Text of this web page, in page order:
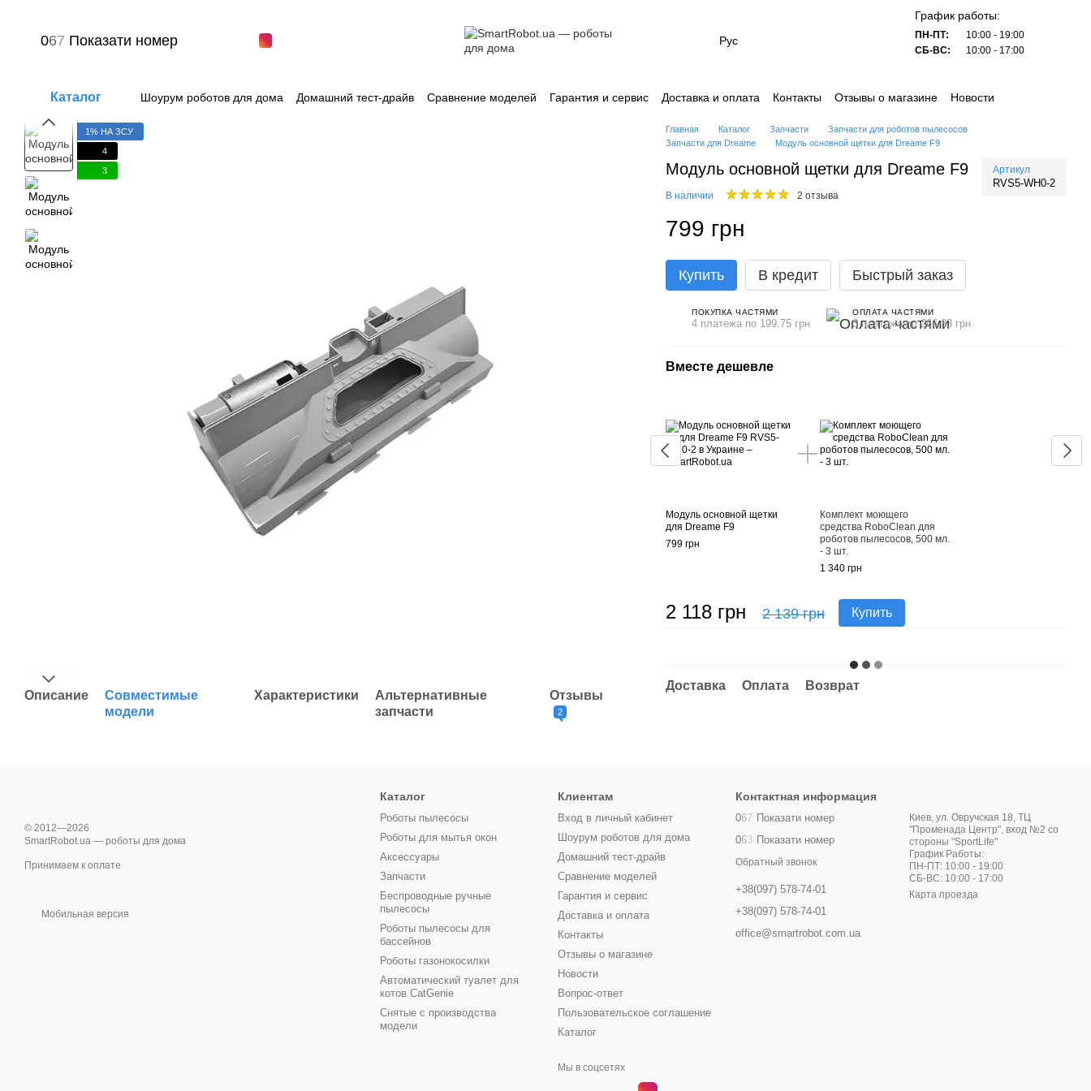
067 Показати номер Рус
График работы:
ПН-ПТ:
10:00 - 19:00
СБ-ВС:
10:00 - 17:00
Каталог Шоурум роботов для дома Домашний тест-драйв Сравнение моделей Гарантия и сервис Доставка и оплата Контакты Отзывы о магазине
Новости
1% НА ЗСУ
4
3
Описание
Совместимые
модели
Характеристики
Альтернативные
запчасти
Отзывы
2
Главная Каталог Запчасти
Запчасти для роботов пылесосов
Запчасти для Dreame
Модуль основной щетки для Dreame F9
Модуль основной щетки для Dreame F9 Артикул
RVS5-WH0-2
В наличии 2 отзыва
799 грн
Купить В кредит Быстрый заказ
ПОКУПКА ЧАСТЯМИ
4 платежа по 199.75 грн
ОПЛАТА ЧАСТЯМИ
3 платежа по 266.33 грн
Вместе дешевле
Модуль основной щетки
для Dreame F9
799 грн
Комплект моющего
средства RoboClean для
роботов пылесосов, 500 мл.
- 3 шт.
1 340 грн
2 118 грн 2 139 грн Купить
Доставка Оплата Возврат
© 2012—2026
SmartRobot.ua — роботы для дома
Принимаем к оплате
Мобильная версия
Каталог
Роботы пылесосы
Роботы для мытья окон
Аксессуары
Запчасти
Беспроводные ручные
пылесосы
Роботы пылесосы для
бассейнов
Роботы газонокосилки
Автоматический туалет для
котов CatGenie
Снятые с производства
модели
Клиентам
Вход в личный кабинет
Шоурум роботов для дома
Домашний тест-драйв
Сравнение моделей
Гарантия и сервис
Доставка и оплата
Контакты
Отзывы о магазине
Новости
Вопрос-ответ
Пользовательское соглашение
Каталог
Мы в соцсетях
Контактная информация
067 Показати номер
063 Показати номер
Обратный звонок
+38(097) 578-74-01
+38(097) 578-74-01
office@smartrobot.com.ua
Киев, ул. Овручская 18, ТЦ
"Променада Центр", вход №2 со
стороны "SportLife"
График Работы:
ПН-ПТ: 10:00 - 19:00
СБ-ВС: 10:00 - 17:00
Карта проезда